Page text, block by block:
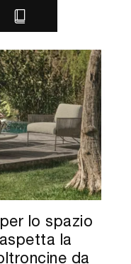
lo spazio
la
da